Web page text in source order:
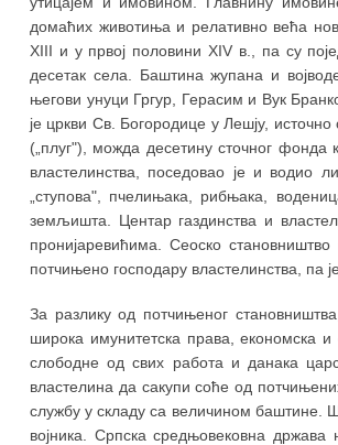
домаћих животиња и релативно већа
XIII и у првој половини XIV в., па су
десетак села. Баштина жупана и
његови унуци Гргур, Герасим и Вук
је цркви Св. Богородице у Лешју,
(„плуг"), можда десетину сточног фонда
властелинства, поседовао је и водио
„ступова", пчелињака, рибњака,
земљишта. Центар газдинства и
пронијаревићима. Сеоско
потчињено господару властелинства, па
За разлику од потчињеног
широка имунитетска права, економска
слободне од свих работа и данака
властелина да сакупи соће од
службу у складу са величином баштине.
војника. Српска средњовековна